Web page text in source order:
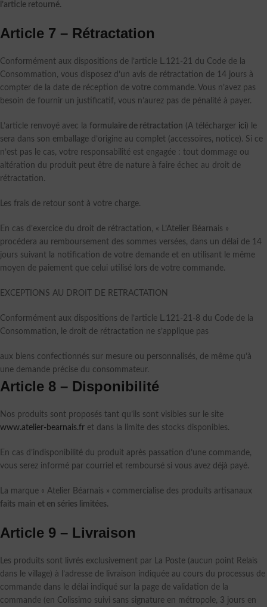
l’article retourné.
Article 7 – Rétractation
Conformément aux dispositions de l’article L.121-21 du Code de la
Consommation, vous disposez d’un avis de rétractation de 14 jours à
compter de la date de réception de votre commande. Vous n’avez pas
besoin de fournir un justificatif, vous n’aurez pas de pénalité à payer.
L’article renvoyé avec la formulaire de rétractation (A télécharger ici) le
sera dans son emballage d’origine au complet (accessoires, notice). Si ce
n’est pas le cas, votre responsabilité est engagée : tout dommage ou
altération du produit peut être de nature à faire échec au droit de
rétractation.
Les frais de retour sont à votre charge.
En cas d’exercice du droit de rétractation, « L’Atelier Béarnais »
procédera au remboursement des sommes versées, dans un délai de 14
jours suivant la notification de votre demande et en utilisant le même
moyen de paiement que celui utilisé lors de votre commande.
EXCEPTIONS AU DROIT DE RETRACTATION
Conformément aux dispositions de l’article L.121-21-8 du Code de la
Consommation, le droit de rétractation ne s’applique pas
aux biens confectionnés sur mesure ou personnalisés, de même qu’à
une demande précise du consommateur.
Article 8 – Disponibilité
Nos produits sont proposés tant qu’ils sont visibles sur le site
www.atelier-bearnais.fr et dans la limite des stocks disponibles.
En cas d’indisponibilité du produit après passation d’une commande,
vous serez informé par courriel et remboursé si vous avez déjà payé.
La marque « Atelier Béarnais » commercialise des produits artisanaux
faits main et en séries limitées.
Article 9 – Livraison
Les produits sont livrés exclusivement par La Poste (aucun point Relais
dans le village) à l’adresse de livraison indiquée au cours du processus de
commande dans le délai indiqué sur la page de validation de la
commande (en Colissimo suivi sans signature en métropole, 3 jours en